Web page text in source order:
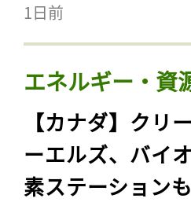
1日前
エネルギー・資
【カナダ】クリ
ーエルズ、バイ
素ステーションも